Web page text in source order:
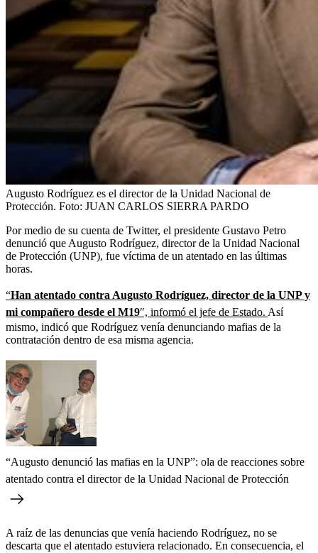
Augusto Rodríguez es el director de la Unidad Nacional de
Protección. Foto: JUAN CARLOS SIERRA PARDO
Por medio de su cuenta de Twitter, el presidente Gustavo Petro
denunció que Augusto Rodríguez, director de la Unidad Nacional
de Protección (UNP), fue víctima de un atentado en las últimas
horas.
“Han atentado contra Augusto Rodríguez, director de la UNP y
mi compañero desde el M19″, informó el jefe de Estado. Así
mismo, indicó que Rodríguez venía denunciando mafias de la
contratación dentro de esa misma agencia.
“Augusto denunció las mafias en la UNP”: ola de reacciones sobre
atentado contra el director de la Unidad Nacional de Protección
A raíz de las denuncias que venía haciendo Rodríguez, no se
descarta que el atentado estuviera relacionado. En consecuencia, el